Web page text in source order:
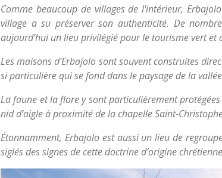
Comme beaucoup de villages de l'intérieur,
village a su préserver son authenticité. De
aujourd’hui un lieu privilégié pour le tourisme vert et
Les maisons d'Erbajolo sont souvent construites
si particulière qui se fond dans le paysage de la
La faune et la flore y sont particulièrement
nid d’aigle à proximité de la chapelle Saint-
Étonnamment, Erbajolo est aussi un lieu de
siglés des signes de cette doctrine d’origine